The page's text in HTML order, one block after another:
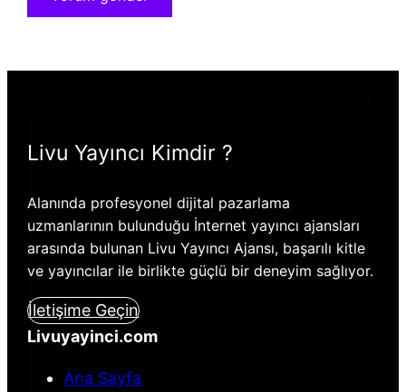
Livu Yayıncı Kimdir ?
Alanında profesyonel dijital pazarlama
uzmanlarının bulunduğu İnternet yayıncı ajansları
arasında bulunan Livu Yayıncı Ajansı, başarılı kitle
ve yayıncılar ile birlikte güçlü bir deneyim sağlıyor.
İletişime Geçin
Livuyayinci.com
Ana Sayfa